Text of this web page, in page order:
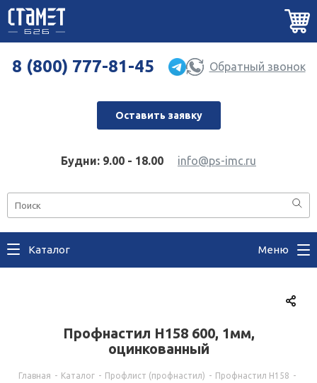
8 (800) 777-81-45 Обратный звонок
Оставить заявку
Будни: 9.00 - 18.00 info@ps-imc.ru
Каталог Меню
Профнастил Н158 600, 1мм,
оцинкованный
Главная - Каталог - Профлист (профнастил) - Профнастил Н158 -